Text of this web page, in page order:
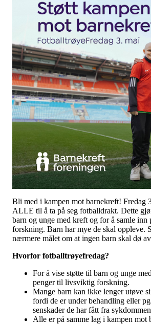
Bli med i kampen mot barnekreft! Fredag
ALLE til å ta på seg fotballdrakt. Dette
barn og unge med kreft og for å samle
forskning. Barn har mye de skal oppleve.
nærmere målet om at ingen barn skal dø
Hvorfor fotballtrøyefredag?
For å vise støtte til barn og unge
penger til livsviktig forskning.
Mange barn kan ikke lenger utøve
fordi de er under behandling eller
senskader de har fått fra
Alle er på samme lag i kampen mot